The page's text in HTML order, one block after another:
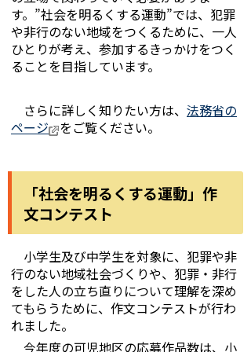
す。”社会を明るくする運動”では、犯罪
や非行のない地域をつくるために、一人
ひとりが考え、参加するきっかけをつく
ることを目指しています。
さらに詳しく知りたい方は、 法務省の
ページ
をご覧ください。
「社会を明るくする運動」作
文コンテスト
小学生及び中学生を対象に、犯罪や非
行のない地域社会づくりや、犯罪・非行
をした人の立ち直りについて理解を深め
てもらうために、作文コンテストが行わ
れました。
今年度の可児地区の応募作品数は、小